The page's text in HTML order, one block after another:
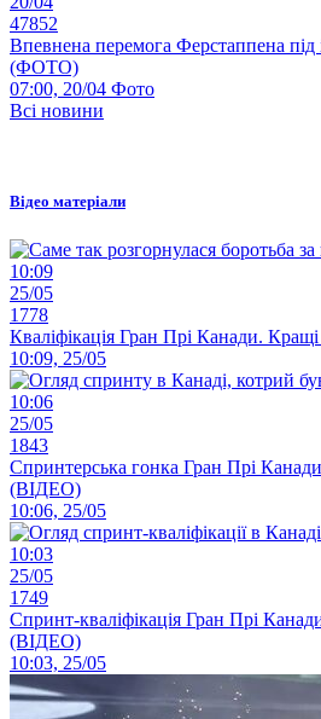
47852
Впевнена перемога Ферстаппена під
(ФОТО)
07:00, 20/04 Фото
Всі новини
Відео матеріали
10:09
25/05
1778
Кваліфікація Гран Прі Канади.
10:09, 25/05
10:06
25/05
1843
Спринтерська гонка Гран Прі
(ВІДЕО)
10:06, 25/05
10:03
25/05
1749
Спринт-кваліфікація Гран Прі
(ВІДЕО)
10:03, 25/05